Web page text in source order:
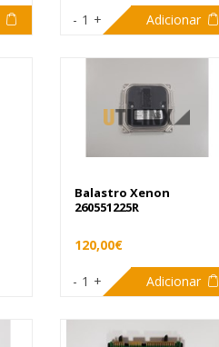
- 1 + Adicionar
Balastro Xenon
260551225R
120,00€
- 1 + Adicionar